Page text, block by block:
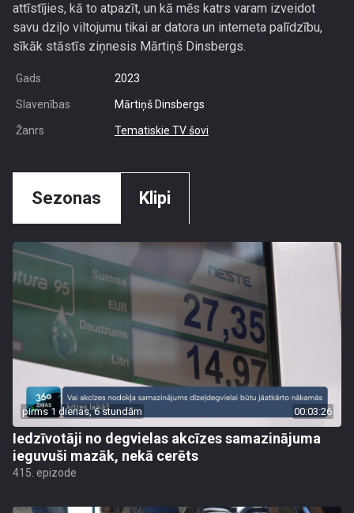
attīstījies, kā to atpazīt, un kā mēs katrs varam izveidot
savu dziļo viltojumu tikai ar datora un interneta palīdzību,
sīkāk stāstīs ziņnesis Mārtiņš Dinsbergs.
Gads 2023
Slavenības Mārtiņš Dinsbergs
Žanrs Tematiskie TV šovi
Sezonas Klipi
pirms 1 dienas, 6 stundām 00:03:26
Iedzīvotāji no degvielas akcīzes samazinājuma
ieguvuši mazāk, nekā cerēts
415. epizode